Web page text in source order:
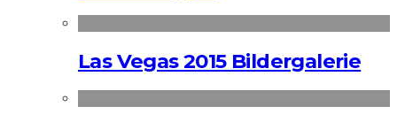
Las Vegas 2015 Bildergalerie